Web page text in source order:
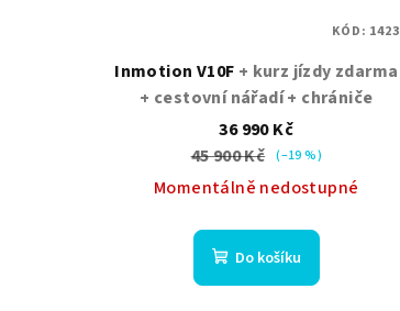
k
r
Inmotion V10F + kurz jízdy zdarma
+ cestovní nářadí + chrániče
36 990 Kč
45 900 Kč (–19 %)
Momentálně nedostupné
Do košíku
KÓD: 1423